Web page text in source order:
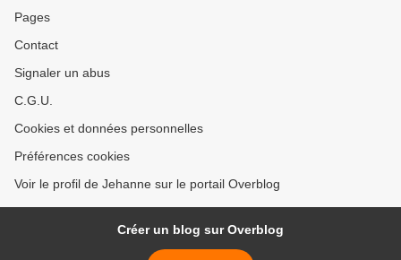
Pages
Contact
Signaler un abus
C.G.U.
Cookies et données personnelles
Préférences cookies
Voir le profil de Jehanne sur le portail Overblog
Créer un blog sur Overblog